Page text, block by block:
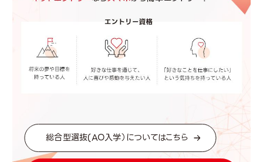
総合型選抜(AO入学）についてはこちら